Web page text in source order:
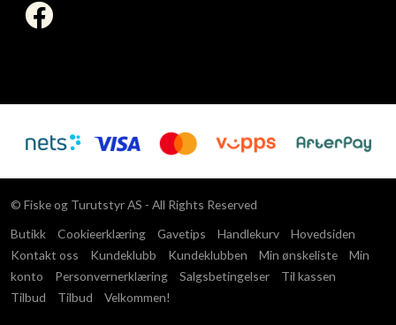
© Fiske og Turutstyr AS - All Rights Reserved
Butikk
Cookieerklæring Gavetips Handlekurv
Hovedsiden
Kontakt oss
Kundeklubb Kundeklubben Min ønskeliste
Min
konto
Personvernerklæring Salgsbetingelser
Til kassen
Tilbud
Tilbud Velkommen!